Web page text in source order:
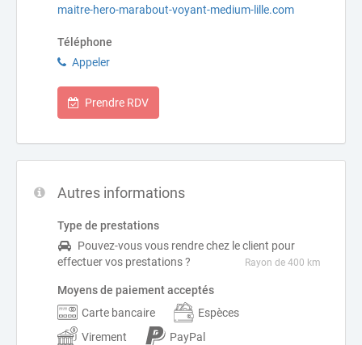
maitre-hero-marabout-voyant-medium-lille.com
Téléphone
Appeler
Prendre RDV
Autres informations
Type de prestations
Pouvez-vous vous rendre chez le client pour
effectuer vos prestations ?
Rayon de 400 km
Moyens de paiement acceptés
Carte bancaire
Espèces
Virement
PayPal